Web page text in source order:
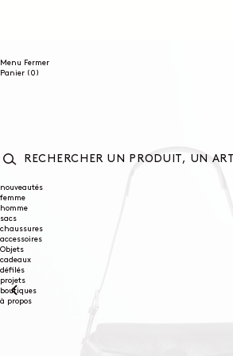
Menu Fermer
Panier (0)
UN
PRODUIT,
UN
UNE
COLLECTION...
nouveautés
femme
homme
sacs
chaussures
accessoires
Objets
cadeaux
défilés
projets
boutiques
à propos